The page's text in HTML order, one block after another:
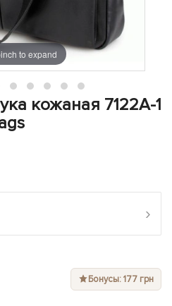
to expand
кожаная 7122A-1
›
Бонусы: 177 грн